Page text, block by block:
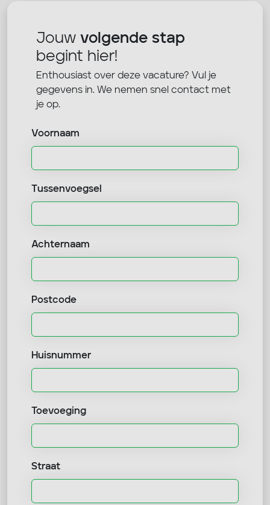
Jouw volgende stap
begint hier!
Enthousiast over deze vacature? Vul je
gegevens in. We nemen snel contact met
je op.
Voornaam
Tussenvoegsel
Achternaam
Postcode
Huisnummer
Toevoeging
Straat